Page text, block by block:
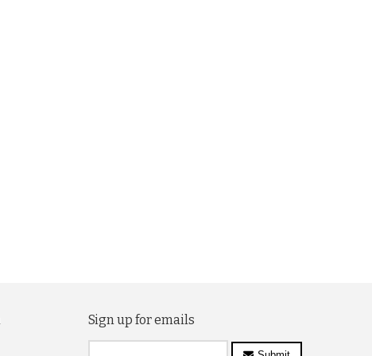
Sign up for emails